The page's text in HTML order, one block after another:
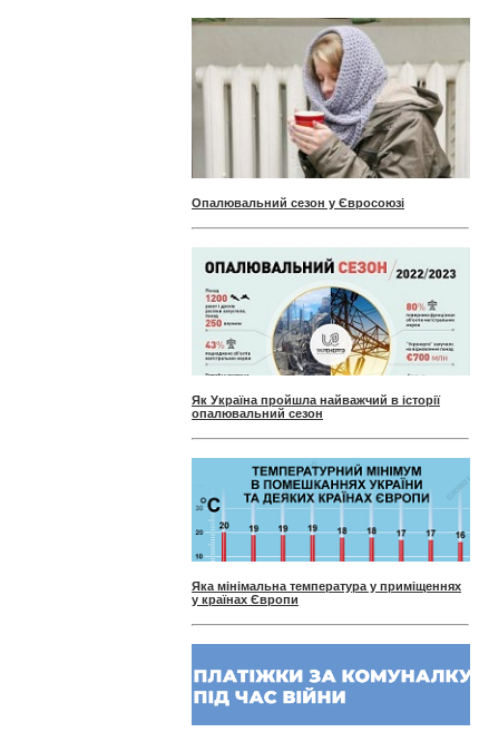
Опалювальний сезон у Євросоюзі
Як Україна пройшла найважчий в історії
опалювальний сезон
Яка мінімальна температура у приміщеннях
у країнах Європи